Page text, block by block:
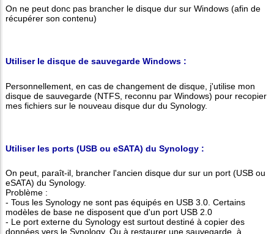
On ne peut donc pas brancher le disque dur sur Windows (afin de
récupérer son contenu)
Utiliser le disque de sauvegarde Windows :
Personnellement, en cas de changement de disque, j'utilise mon
disque de sauvegarde (NTFS, reconnu par Windows) pour recopier
mes fichiers sur le nouveau disque dur du Synology.
Utiliser les ports (USB ou eSATA) du Synology :
On peut, paraît-il, brancher l'ancien disque dur sur un port (USB ou
eSATA) du Synology.
Problème :
- Tous les Synology ne sont pas équipés en USB 3.0. Certains
modèles de base ne disposent que d'un port USB 2.0
- Le port externe du Synology est surtout destiné à copier des
données vers le Synology. Ou à restaurer une sauvegarde, à